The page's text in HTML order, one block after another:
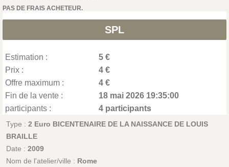
PAS DE FRAIS ACHETEUR.
SPL
Estimation :
5 €
Prix :
4 €
Offre maximum :
4 €
Fin de la vente :
18 mai 2026 19:35:00
participants :
4 participants
Type : 2 Euro BICENTENAIRE DE LA NAISSANCE DE LOUIS
BRAILLE
Date : 2009
Nom de l'atelier/ville : Rome